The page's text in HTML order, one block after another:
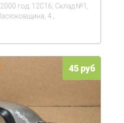
год; 12С16; Склад №1,
4.;
45 руб